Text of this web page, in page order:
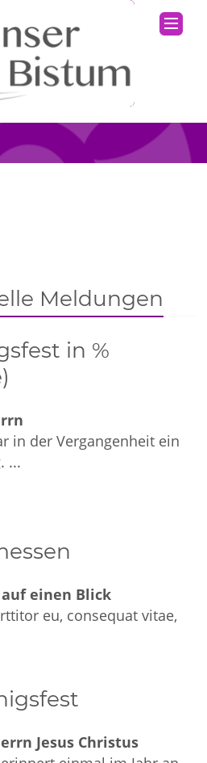
Meldungen
in %
in der Vergangenheit ein
...
einen Blick
eu, consequat vitae,
Jesus Christus